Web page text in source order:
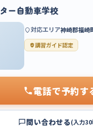
ー自動車学校
対応エリア神崎郡福崎
講習ガイド認定
電話で予約す
問い合わせる(入力